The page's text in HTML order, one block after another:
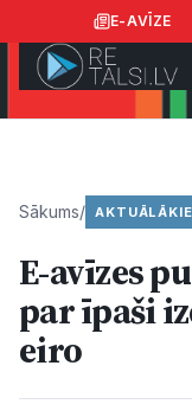
E-AVĪZE
Sākums/ AKTUĀLĀKIE
E-avīzes
par īpaši
eiro